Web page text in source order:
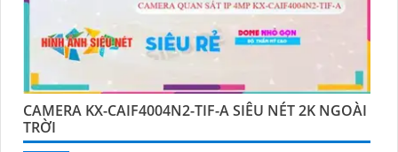
CAMERA KX-CAIF4004N2-TIF-A SIÊU NÉT 2K NGOÀI
TRỜI